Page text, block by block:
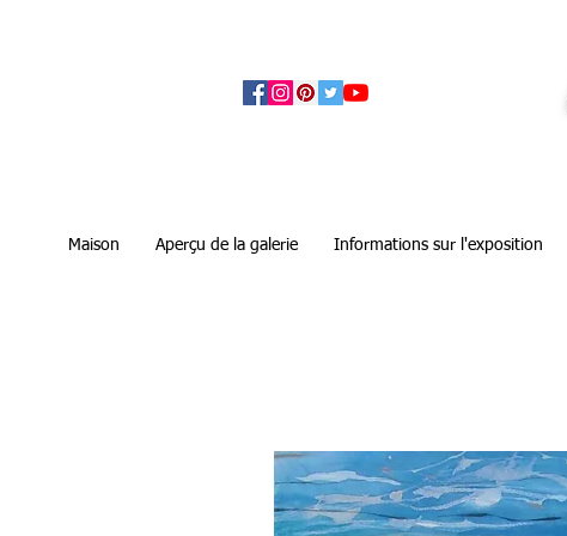
Maison Aperçu de la galerie Informations sur l'exposition